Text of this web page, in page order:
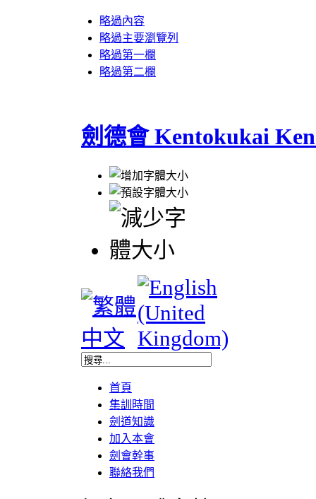
略過內容
略過主要瀏覽列
略過第一欄
略過第二欄
劍德會 Kentokukai
首頁
集訓時間
劍道知識
加入本會
劍會幹事
聯絡我們